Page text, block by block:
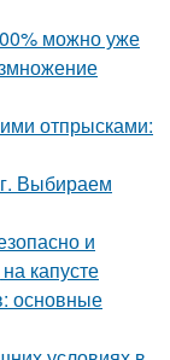
можно уже
отпрысками:
Выбираем
и
капусте
основные